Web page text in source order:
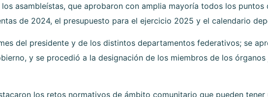
asambleístas, que aprobaron con amplia mayoría todos los
de 2024, el presupuesto para el ejercicio 2025 y el calendario
del presidente y de los distintos departamentos federativos; se
y se procedió a la designación de los miembros de los
los retos normativos de ámbito comunitario que pueden